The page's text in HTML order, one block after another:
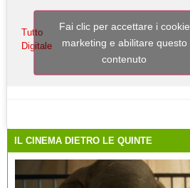
Tutto
Digitale
Fai clic per accettare i cookie
marketing e abilitare questo
contenuto
IL CINEMA DIETRO LE QUINTE